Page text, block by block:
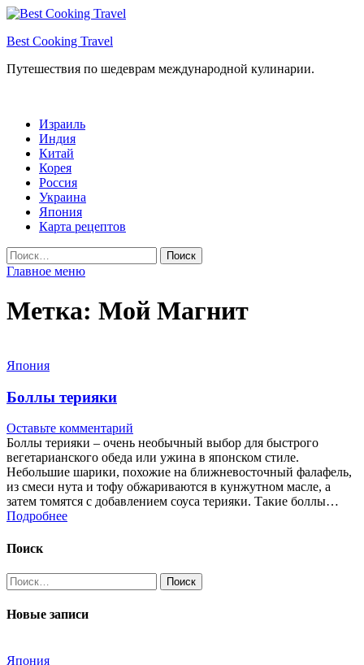
Перейти
содержимому
Best Cooking Travel
Путешествия по шедеврам международной кулинарии.
Израиль
Индия
Китай
Корея
Россия
Украина
Япония
Карта рецептов
Найти:
Главное меню
Метка: Мой Магнит
Япония
Боллы терияки
Оставьте комментарий
Боллы терияки – очень необычный выбор для быстрого
вегетарианского обеда или ужина в японском стиле.
Небольшие шарики, похожие на ближневосточный фалафель,
из смеси нута и тофу обжариваются в кунжутном масле, а
затем томятся с добавлением соуса терияки. Такие боллы…
Подробнее
Поиск
Найти:
Новые записи
Япония